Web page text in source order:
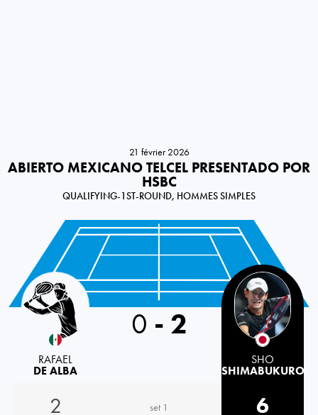
21 février 2026
ABIERTO MEXICANO TELCEL PRESENTADO POR
HSBC
QUALIFYING-1ST-ROUND, HOMMES SIMPLES
Mexico
RAFAEL
DE ALBA
0 - 2
SHO
SHIMABUKURO
2 set 1
6